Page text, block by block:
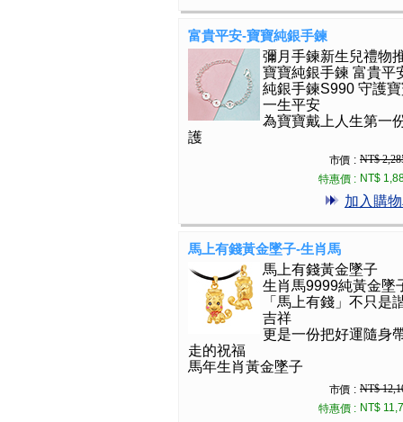
富貴平安-寶寶純銀手鍊
彌月手鍊新生兒禮物
寶寶純銀手鍊 富貴平
純銀手鍊S990 守護
一生平安
為寶寶戴上人生第一
護
市價 : NT$
特惠價 : NT$
加入購
馬上有錢黃金墜子-生肖馬
馬上有錢黃金墜子
生肖馬9999純黃金墜
「馬上有錢」不只是
吉祥
更是一份把好運隨身
走的祝福
馬年生肖黃金墜子
市價 : NT$
特惠價 : NT$